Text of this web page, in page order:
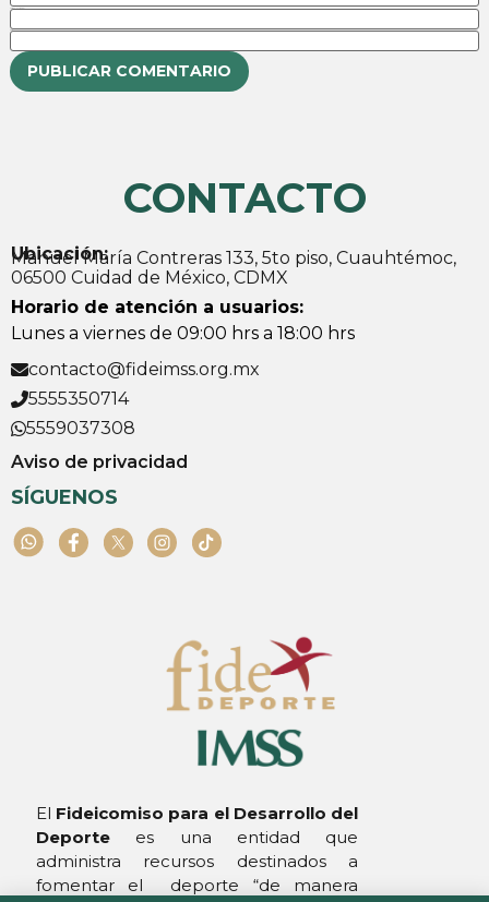
El Fideicomiso para el Desarrollo del
Deporte es una entidad que
administra recursos destinados a
fomentar el deporte “de manera
CONTACTO
Ubicación:
Manuel María Contreras 133, 5to piso, Cuauhtémoc,
06500 Cuidad de México, CDMX
Horario de atención a usuarios:
Lunes a viernes de 09:00 hrs a 18:00 hrs
contacto@fideimss.org.mx
5555350714
5559037308
Aviso de privacidad
SÍGUENOS